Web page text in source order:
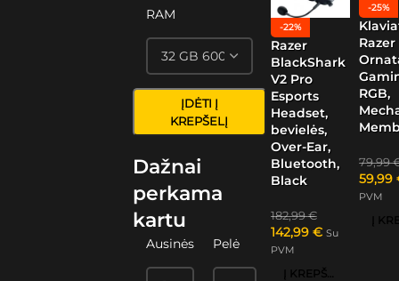
RAM
ĮDĖTI Į
KREPŠELĮ
Dažnai
perkama
kartu
Ausinės Pelė
-22%
Razer
BlackShark
V2 Pro
Esports
Headset,
bevielės,
Over-Ear,
Bluetooth,
Black
182,99€
142,99 € Su
PVM
Į KREPŠELĮ
-25%
Razer
RGB,
79,99
59,99
PVM